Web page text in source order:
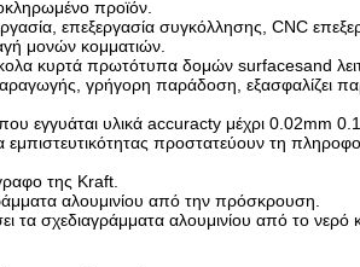
προϊόν.
επεξεργασία συγκόλλησης, CNC
μονών κομματιών.
κυρτά πρωτότυπα δομών surfacesand
γρήγορη παράδοση, εξασφαλίζει
εγγυάται υλικά accuracty μέχρι 0.02mm
εμπιστευτικότητας προστατεύουν τη
της Kraft.
αλουμινίου από την πρόσκρουση.
σχεδιαγράμματα αλουμινίου από το νερό